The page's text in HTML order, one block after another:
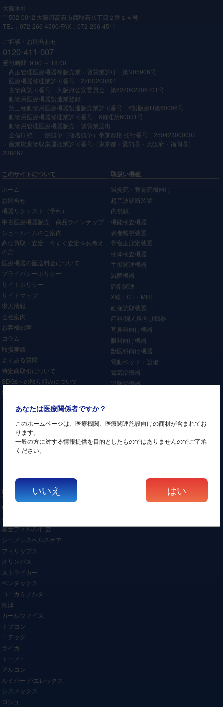
あなたは医療関係者ですか？
このホームページは、医療機関、医療関連施設向けの商材が含まれてお
ります。
一般の方に対する情報提供を目的としたものではありませんのでご了承
ください。
いいえ はい
大阪本社
〒592-0012 大阪府高石市西取石八丁目２番１４号
TEL：072-266-4500/FAX：072-266-4511
ご相談・お問合わせ
0120-411-007
受付時間 9:00 ～ 18:00
・高度管理医療機器等販売業・賃貸業許可 第N05906号
・医療機器修理業許可番号 27BS200804
・古物商認可番号 大阪府公安委員会 第622092306701号
・動物用医療機器製造業登録
・第三種動物用医療機器製造販売業許可番号 6製版療Ⅲ第60006号
・動物用医療機器修理業許可番号 6修理第60031号
・動物用管理医療機器販売・賃貸業届出
・全省庁統一一般競争（指名競争）参加資格 発行番号 250423000007
・産業廃棄物収集運搬業許可番号（東京都・愛知県・大阪府・福岡県）
238262
このサイトについて
ホーム
お問合せ
機器リクエスト（予約）
中古医療機器販売 商品ラインナップ
ショールームのご案内
高価買取・査定 今すぐ査定をお考え
の方
医療機器の配送料金について
プライバシーポリシー
サイトポリシー
サイトマップ
求人情報
会社案内
お客様の声
コラム
取扱実績
よくある質問
特定商取引について
SDGsへの取り組みについて
SNSアカウント一覧
取扱い機種
鍼灸院・整骨院様向け
超音波診断装置
内視鏡
機能検査機器
患者監視装置
骨密度測定装置
検体検査機器
手術関連機器
滅菌機器
調剤関連
X線・CT・MRI
画像読取装置
産科/婦人科向け機器
耳鼻科向け機器
眼科向け機器
獣医科向け機器
電動ベッド・設備
電気治療器
温熱治療器
レーザー治療器
取扱いメーカー
GEヘルスケア
キャノン/東芝
富士フィルム/日立
シーメンスヘルスケア
フィリップス
オリンパス
ストライカー
ペンタックス
コニカミノルタ
島津
カールツァイス
トプコン
ニデック
ライカ
トーメー
アルコン
ルミバード/エレックス
シスメックス
ロシュ